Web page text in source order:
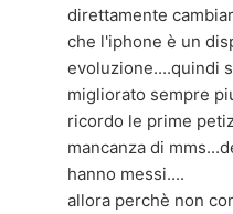
direttamente
che l'iphone è un
evoluzione....quindi
migliorato sempre
ricordo le prime
mancanza di
hanno messi....
allora perchè non